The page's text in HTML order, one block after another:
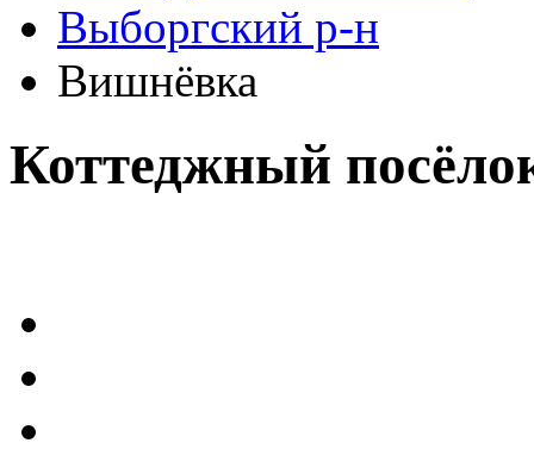
Выборгский р-н
Вишнёвка
Коттеджный